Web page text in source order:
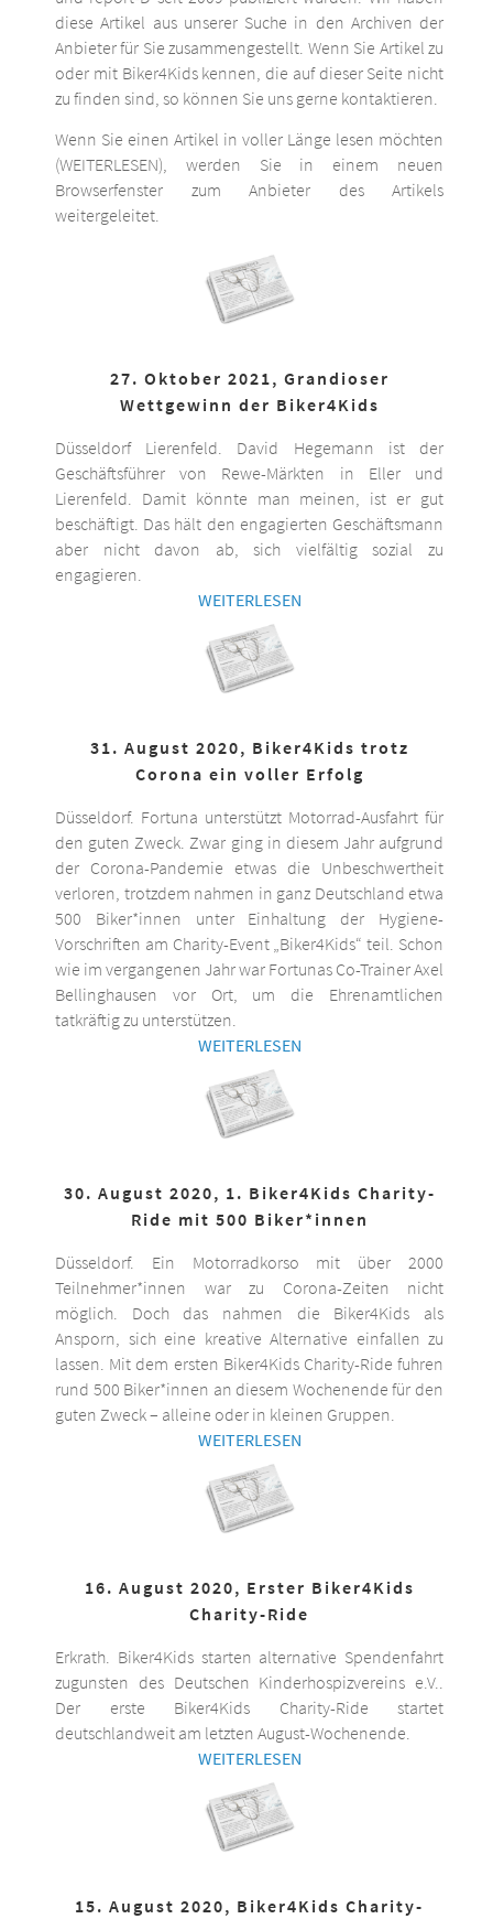
diese Artikel aus unserer Suche in den Archiven der
Anbieter für Sie zusammengestellt. Wenn Sie Artikel zu
oder mit Biker4Kids kennen, die auf dieser Seite nicht
zu finden sind, so können Sie uns gerne kontaktieren.
Wenn Sie einen Artikel in voller Länge lesen möchten
(WEITERLESEN), werden Sie in einem neuen
Browserfenster zum Anbieter des Artikels
weitergeleitet.
27. Oktober 2021, Grandioser
Wettgewinn der Biker4Kids
Düsseldorf Lierenfeld. David Hegemann ist der
Geschäftsführer von Rewe-Märkten in Eller und
Lierenfeld. Damit könnte man meinen, ist er gut
beschäftigt. Das hält den engagierten Geschäftsmann
aber nicht davon ab, sich vielfältig sozial zu
engagieren.
WEITERLESEN
31. August 2020, Biker4Kids trotz
Corona ein voller Erfolg
Düsseldorf. Fortuna unterstützt Motorrad-Ausfahrt für
den guten Zweck. Zwar ging in diesem Jahr aufgrund
der Corona-Pandemie etwas die Unbeschwertheit
verloren, trotzdem nahmen in ganz Deutschland etwa
500 Biker*innen unter Einhaltung der Hygiene-
Vorschriften am Charity-Event „Biker4Kids“ teil. Schon
wie im vergangenen Jahr war Fortunas Co-Trainer Axel
Bellinghausen vor Ort, um die Ehrenamtlichen
tatkräftig zu unterstützen.
WEITERLESEN
30. August 2020, 1. Biker4Kids Charity-
Ride mit 500 Biker*innen
Düsseldorf. Ein Motorradkorso mit über 2000
Teilnehmer*innen war zu Corona-Zeiten nicht
möglich. Doch das nahmen die Biker4Kids als
Ansporn, sich eine kreative Alternative einfallen zu
lassen. Mit dem ersten Biker4Kids Charity-Ride fuhren
rund 500 Biker*innen an diesem Wochenende für den
guten Zweck – alleine oder in kleinen Gruppen.
WEITERLESEN
16. August 2020, Erster Biker4Kids
Charity-Ride
Erkrath. Biker4Kids starten alternative Spendenfahrt
zugunsten des Deutschen Kinderhospizvereins e.V..
Der erste Biker4Kids Charity-Ride startet
deutschlandweit am letzten August-Wochenende.
WEITERLESEN
15. August 2020, Biker4Kids Charity-